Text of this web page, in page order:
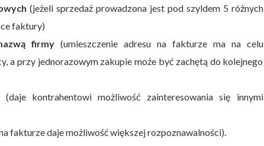
(jeżeli sprzedaż prowadzona jest pod szyldem 5 różnych
faktury)
firmy (umieszczenie adresu na fakturze ma na celu
a przy jednorazowym zakupie może być zachętą do kolejnego
(daje kontrahentowi możliwość zainteresowania się innymi
fakturze daje możliwość większej rozpoznawalności).